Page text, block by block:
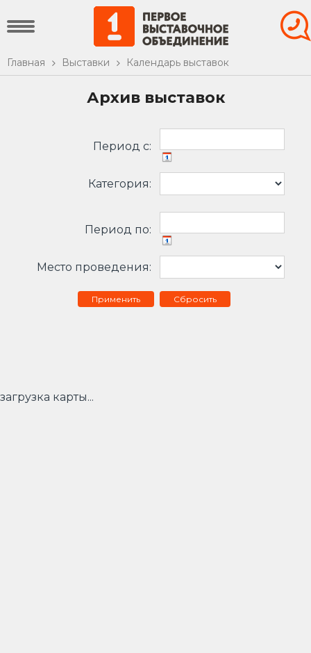
Главная Выставки Календарь выставок
Архив выставок
Период c:
Категория:
Период по:
Место проведения:
Сбросить
загрузка карты...